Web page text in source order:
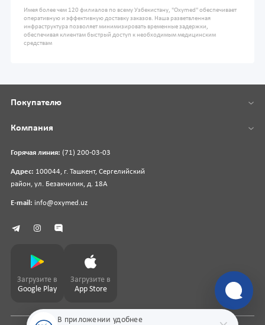
Имея более чем 120 филиалов по всему Узбекистану, "Oxymed" обеспечивает
оперативную и эффективную доставку заказов. Наша разветвленная
инфраструктура позволяет минимизировать временные задержки,
обеспечивая клиентам быстрый доступ к необходимым медицинским
средствам
В приложении удобнее
Горячая линия: (71) 200-03-03
Адрес: 100044, г. Ташкент, Сергелийский
район, ул. Безакчилик, д. 18А
E-mail: info@oxymed.uz
Покупателю
Компания
Загрузите в
Google Play
Загрузите в
App Store